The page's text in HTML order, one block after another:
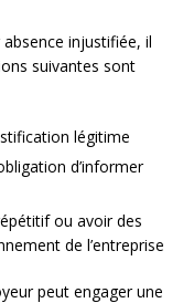
injustifiée, il
suivantes sont
légitime
d’informer
ou avoir des
de l’entreprise
peut engager une